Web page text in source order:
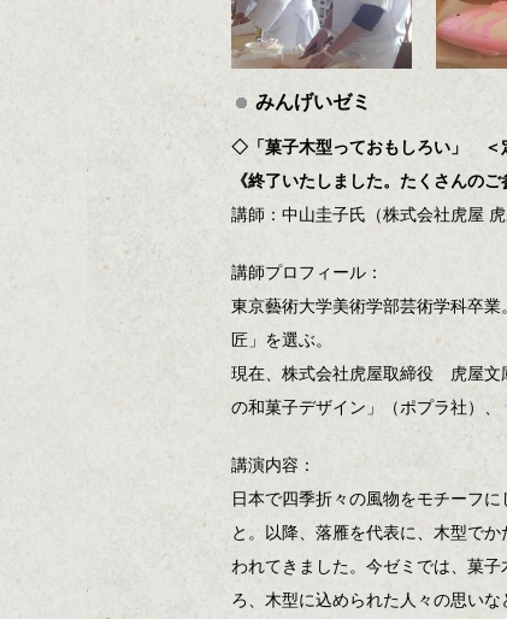
みんげいゼミ
◇「菓子木型っておもしろい」
＜
《終了いたしました。たくさんの
講師：中山圭子氏（株式会社虎屋 虎
講師プロフィール：
東京藝術大学美術学部芸術学科卒
匠」を選ぶ。
現在、株式会社虎屋取締役 虎屋
の和菓子デザイン」（ポプラ社）、
講演内容：
日本で四季折々の風物をモチーフ
と。以降、落雁を代表に、木型で
われてきました。今ゼミでは、菓
ろ、木型に込められた人々の思いな